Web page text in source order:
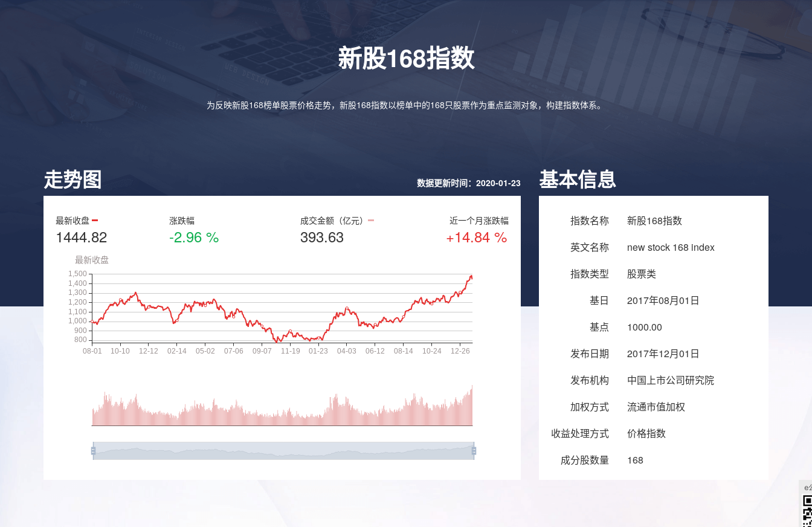
新股168指数
为反映新股168榜单股票价格走势，新股168指数以榜单中的168只股票作为重点监测对象，构建指数体系。
走势图 数据更新时间：2020-01-23
最新收盘
1444.82
涨跌幅
-2.96 %
成交金额（亿元）
393.63
近一个月涨跌幅
+14.84 %
基本信息
指数名称
新股168指数
英文名称
new stock 168 index
指数类型
股票类
基日
2017年08月01日
基点
1000.00
发布日期
2017年12月01日
发布机构
中国上市公司研究院
加权方式
流通市值加权
收益处理方式
价格指数
成分股数量
168